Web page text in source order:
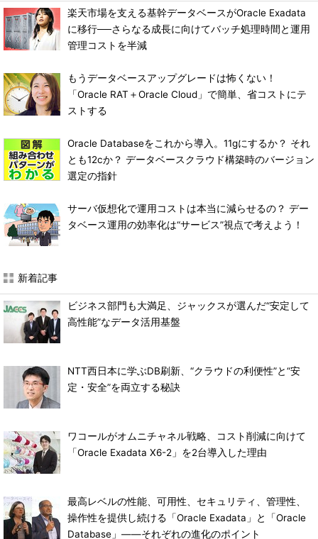
楽天市場を支える基幹データベースがOracle Exadata
に移行──さらなる成長に向けてバッチ処理時間と運用
管理コストを半減
もうデータベースアップグレードは怖くない！
「Oracle RAT＋Oracle Cloud」で簡単、省コストにテ
ストする
Oracle Databaseをこれから導入。11gにするか？ それ
とも12cか？ データベースクラウド構築時のバージョン
選定の指針
サーバ仮想化で運用コストは本当に減らせるの？ デー
タベース運用の効率化は“サービス”視点で考えよう！
新着記事
ビジネス部門も大満足、ジャックスが選んだ“安定して
高性能”なデータ活用基盤
NTT西日本に学ぶDB刷新、“クラウドの利便性”と“安
定・安全”を両立する秘訣
ワコールがオムニチャネル戦略、コスト削減に向けて
「Oracle Exadata X6-2」を2台導入した理由
最高レベルの性能、可用性、セキュリティ、管理性、
操作性を提供し続ける「Oracle Exadata」と「Oracle
Database」――それぞれの進化のポイント